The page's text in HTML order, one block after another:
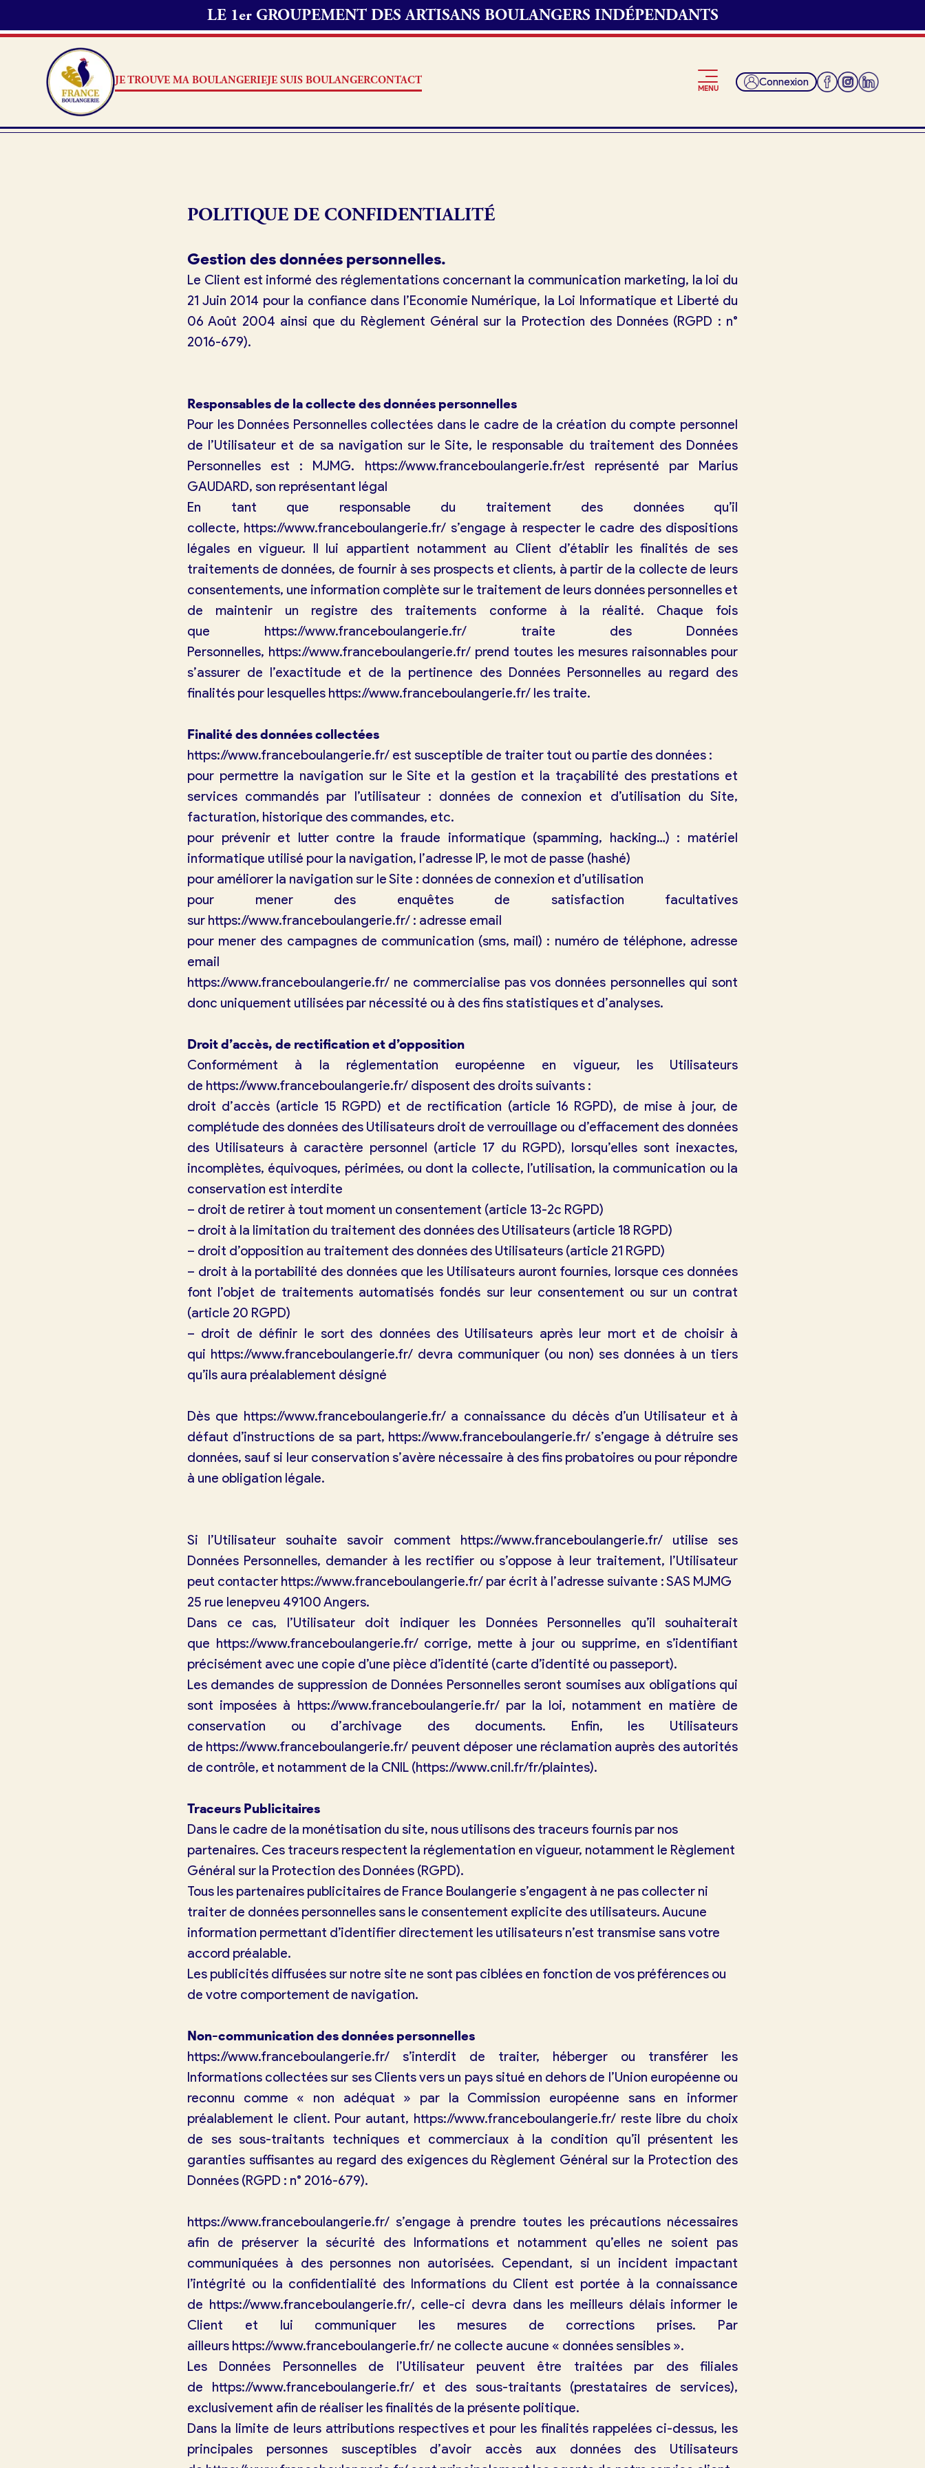
LE 1er GROUPEMENT DES ARTISANS BOULANGERS INDÉPENDANTS
JE TROUVE MA BOULANGERIEJE SUIS BOULANGERCONTACT
MENU Connexion
Je trouve ma boulangerie
Je suis boulanger
Je suis boulanger
Je découvre France Boulangerie
Pourquoi adhérer à France Boulangerie
Je référence ma boulangerie
Offres d’emploi
Actualités
POLITIQUE DE CONFIDENTIALITÉ
Gestion des données personnelles.
Le Client est informé des réglementations concernant la communication marketing, la loi du
21 Juin 2014 pour la confiance dans l’Economie Numérique, la Loi Informatique et Liberté du
06 Août 2004 ainsi que du Règlement Général sur la Protection des Données (RGPD : n°
2016-679).
Responsables de la collecte des données personnelles
Pour les Données Personnelles collectées dans le cadre de la création du compte personnel
de l’Utilisateur et de sa navigation sur le Site, le responsable du traitement des Données
Personnelles est : MJMG. https://www.franceboulangerie.fr/est représenté par Marius
GAUDARD, son représentant légal
En tant que responsable du traitement des données qu’il
collecte, https://www.franceboulangerie.fr/ s’engage à respecter le cadre des dispositions
légales en vigueur. Il lui appartient notamment au Client d’établir les finalités de ses
traitements de données, de fournir à ses prospects et clients, à partir de la collecte de leurs
consentements, une information complète sur le traitement de leurs données personnelles et
de maintenir un registre des traitements conforme à la réalité. Chaque fois
que https://www.franceboulangerie.fr/ traite des Données
Personnelles, https://www.franceboulangerie.fr/ prend toutes les mesures raisonnables pour
s’assurer de l’exactitude et de la pertinence des Données Personnelles au regard des
finalités pour lesquelles https://www.franceboulangerie.fr/ les traite.
Finalité des données collectées
https://www.franceboulangerie.fr/ est susceptible de traiter tout ou partie des données :
pour permettre la navigation sur le Site et la gestion et la traçabilité des prestations et
services commandés par l’utilisateur : données de connexion et d’utilisation du Site,
facturation, historique des commandes, etc.
pour prévenir et lutter contre la fraude informatique (spamming, hacking…) : matériel
informatique utilisé pour la navigation, l’adresse IP, le mot de passe (hashé)
pour améliorer la navigation sur le Site : données de connexion et d’utilisation
pour mener des enquêtes de satisfaction facultatives
sur https://www.franceboulangerie.fr/ : adresse email
pour mener des campagnes de communication (sms, mail) : numéro de téléphone, adresse
email
https://www.franceboulangerie.fr/ ne commercialise pas vos données personnelles qui sont
donc uniquement utilisées par nécessité ou à des fins statistiques et d’analyses.
Droit d’accès, de rectification et d’opposition
Conformément à la réglementation européenne en vigueur, les Utilisateurs
de https://www.franceboulangerie.fr/ disposent des droits suivants :
droit d’accès (article 15 RGPD) et de rectification (article 16 RGPD), de mise à jour, de
complétude des données des Utilisateurs droit de verrouillage ou d’effacement des données
des Utilisateurs à caractère personnel (article 17 du RGPD), lorsqu’elles sont inexactes,
incomplètes, équivoques, périmées, ou dont la collecte, l’utilisation, la communication ou la
conservation est interdite
– droit de retirer à tout moment un consentement (article 13-2c RGPD)
– droit à la limitation du traitement des données des Utilisateurs (article 18 RGPD)
– droit d’opposition au traitement des données des Utilisateurs (article 21 RGPD)
– droit à la portabilité des données que les Utilisateurs auront fournies, lorsque ces données
font l’objet de traitements automatisés fondés sur leur consentement ou sur un contrat
(article 20 RGPD)
– droit de définir le sort des données des Utilisateurs après leur mort et de choisir à
qui https://www.franceboulangerie.fr/ devra communiquer (ou non) ses données à un tiers
qu’ils aura préalablement désigné
Dès que https://www.franceboulangerie.fr/a connaissance du décès d’un Utilisateur et à
défaut d’instructions de sa part, https://www.franceboulangerie.fr/ s’engage à détruire ses
données, sauf si leur conservation s’avère nécessaire à des fins probatoires ou pour répondre
à une obligation légale.
Si l’Utilisateur souhaite savoir comment https://www.franceboulangerie.fr/utilise ses
Données Personnelles, demander à les rectifier ou s’oppose à leur traitement, l’Utilisateur
peut contacter https://www.franceboulangerie.fr/ par écrit à l’adresse suivante : SAS MJMG
25 rue lenepveu 49100 Angers.
Dans ce cas, l’Utilisateur doit indiquer les Données Personnelles qu’il souhaiterait
que https://www.franceboulangerie.fr/corrige, mette à jour ou supprime, en s’identifiant
précisément avec une copie d’une pièce d’identité (carte d’identité ou passeport).
Les demandes de suppression de Données Personnelles seront soumises aux obligations qui
sont imposées à https://www.franceboulangerie.fr/par la loi, notamment en matière de
conservation ou d’archivage des documents. Enfin, les Utilisateurs
de https://www.franceboulangerie.fr/ peuvent déposer une réclamation auprès des autorités
de contrôle, et notamment de la CNIL (https://www.cnil.fr/fr/plaintes).
Traceurs Publicitaires
Dans le cadre de la monétisation du site, nous utilisons des traceurs fournis par nos
partenaires. Ces traceurs respectent la réglementation en vigueur, notamment le Règlement
Général sur la Protection des Données (RGPD).
Tous les partenaires publicitaires de France Boulangerie s’engagent à ne pas collecter ni
traiter de données personnelles sans le consentement explicite des utilisateurs. Aucune
information permettant d’identifier directement les utilisateurs n’est transmise sans votre
accord préalable.
Les publicités diffusées sur notre site ne sont pas ciblées en fonction de vos préférences ou
de votre comportement de navigation.
Non-communication des données personnelles
https://www.franceboulangerie.fr/ s’interdit de traiter, héberger ou transférer les
Informations collectées sur ses Clients vers un pays situé en dehors de l’Union européenne ou
reconnu comme « non adéquat » par la Commission européenne sans en informer
préalablement le client. Pour autant, https://www.franceboulangerie.fr/reste libre du choix
de ses sous-traitants techniques et commerciaux à la condition qu’il présentent les
garanties suffisantes au regard des exigences du Règlement Général sur la Protection des
Données (RGPD : n° 2016-679).
https://www.franceboulangerie.fr/ s’engage à prendre toutes les précautions nécessaires
afin de préserver la sécurité des Informations et notamment qu’elles ne soient pas
communiquées à des personnes non autorisées. Cependant, si un incident impactant
l’intégrité ou la confidentialité des Informations du Client est portée à la connaissance
de https://www.franceboulangerie.fr/, celle-ci devra dans les meilleurs délais informer le
Client et lui communiquer les mesures de corrections prises. Par
ailleurs https://www.franceboulangerie.fr/ ne collecte aucune « données sensibles ».
Les Données Personnelles de l’Utilisateur peuvent être traitées par des filiales
de https://www.franceboulangerie.fr/et des sous-traitants (prestataires de services),
exclusivement afin de réaliser les finalités de la présente politique.
Dans la limite de leurs attributions respectives et pour les finalités rappelées ci-dessus, les
principales personnes susceptibles d’avoir accès aux données des Utilisateurs